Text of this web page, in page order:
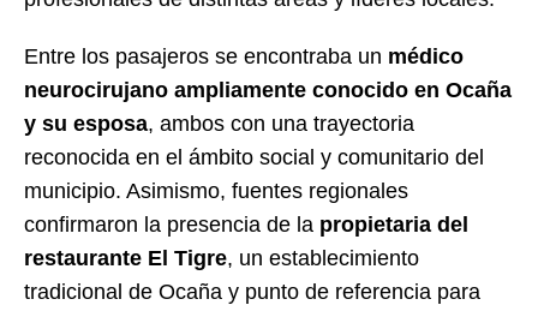
Entre los pasajeros se encontraba un médico
neurocirujano ampliamente conocido en Ocaña
y su esposa, ambos con una trayectoria
reconocida en el ámbito social y comunitario del
municipio. Asimismo, fuentes regionales
confirmaron la presencia de la propietaria del
restaurante El Tigre, un establecimiento
tradicional de Ocaña y punto de referencia para